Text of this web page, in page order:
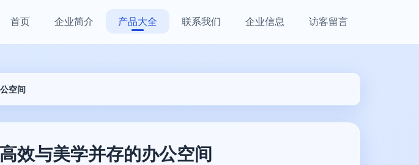
首页 企业简介 产品大全 联系我们 企业信息 访客留言
空间
效与美学并存的办公空间